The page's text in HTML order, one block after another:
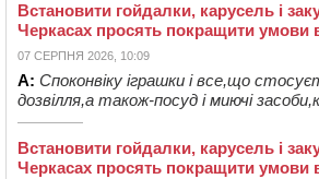
Встановити гойдалки, карусель і
Черкасах просять покращити умови
07 СЕРПНЯ 2026, 10:09
А: Споконвіку іграшки і все,що
дозвілля,а також-посуд і миючі
Встановити гойдалки, карусель і
Черкасах просять покращити умови